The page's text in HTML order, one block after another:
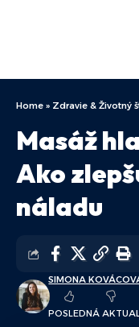
Home » Zdravie & Životný
Masáž
Ako
náladu
POSLEDNÁ
SIMONA